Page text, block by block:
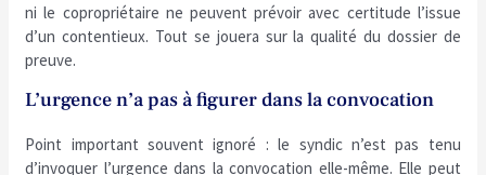
ni le copropriétaire ne peuvent prévoir avec certitude l’issue
d’un contentieux. Tout se jouera sur la qualité du dossier de
preuve.
L’urgence n’a pas à figurer dans la convocation
Point important souvent ignoré : le syndic n’est pas tenu
d’invoquer l’urgence dans la convocation elle-même. Elle peut